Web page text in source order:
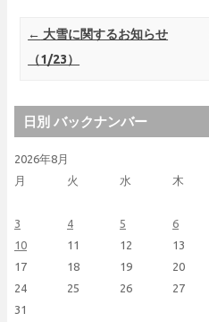
Post navigation
← 大雪に関するお知らせ
（1/23）
日別 バックナンバー
2026年8月
月
火 水 木
3
4 5 6
10
11 12 13
17
18 19 20
24
25 26 27
31